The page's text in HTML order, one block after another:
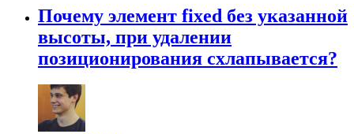
Почему элемент fixed без указанной
высоты, при удалении
позиционирования схлапывается?